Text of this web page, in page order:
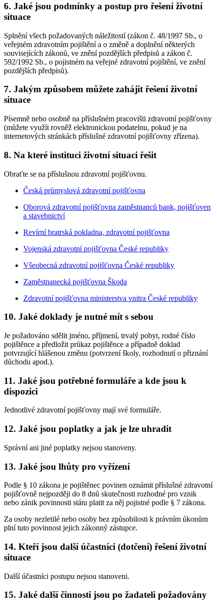
6. Jaké jsou podmínky a postup pro řešení životní
situace
Splnění všech požadovaných náležitostí (zákon č. 48/1997 Sb., o
veřejném zdravotním pojištění a o změně a doplnění některých
souvisejících zákonů, ve znění pozdějších předpisů a zákon č.
592/1992 Sb., o pojistném na veřejné zdravotní pojištění, ve znění
pozdějších předpisů).
7. Jakým způsobem můžete zahájit řešení životní
situace
Písemně nebo osobně na příslušném pracovišti zdravotní pojišťovny
(můžete využít rovněž elektronickou podatelnu, pokud je na
internetových stránkách příslušné zdravotní pojišťovny zřízena).
8. Na které instituci životní situaci řešit
Obraťte se na příslušnou zdravotní pojišťovnu.
Česká průmyslová zdravotní pojišťovna
Oborová zdravotní pojišťovna zaměstnanců bank, pojišťoven
a stavebnictví
Revírní bratrská pokladna, zdravotní pojišťovna
Vojenská zdravotní pojišťovna České republiky
Všeobecná zdravotní pojišťovna České republiky
Zaměstnanecká pojišťovna Škoda
Zdravotní pojišťovna ministerstva vnitra České republiky
10. Jaké doklady je nutné mít s sebou
Je požadováno sdělit jméno, příjmení, trvalý pobyt, rodné číslo
pojištěnce a předložit průkaz pojištěnce a případně doklad
potvrzující hlášenou změnu (potvrzení školy, rozhodnutí o přiznání
důchodu apod.).
11. Jaké jsou potřebné formuláře a kde jsou k
dispozici
Jednotlivé zdravotní pojišťovny mají své formuláře.
12. Jaké jsou poplatky a jak je lze uhradit
Správní ani jiné poplatky nejsou stanoveny.
13. Jaké jsou lhůty pro vyřízení
Podle § 10 zákona je pojištěnec povinen oznámit příslušné zdravotní
pojišťovně nejpozději do 8 dnů skutečnosti rozhodné pro vznik
nebo zánik povinnosti státu platit za něj pojistné podle § 7 zákona.
Za osoby nezletilé nebo osoby bez způsobilosti k právním úkonům
plní tuto povinnost jejich zákonný zástupce.
14. Kteří jsou další účastníci (dotčení) řešení životní
situace
Další účastníci postupu nejsou stanoveni.
15. Jaké další činnosti jsou po žadateli požadovány